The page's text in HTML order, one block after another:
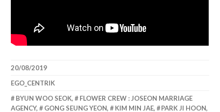
20/08/2019
EGO_CENTRIK
BYUN WOO SEOK,
FLOWER CREW : JOSEON MARRIAGE
AGENCY, GONG SEUNG YEON, KIM MIN JAE, PARK JI HOON,